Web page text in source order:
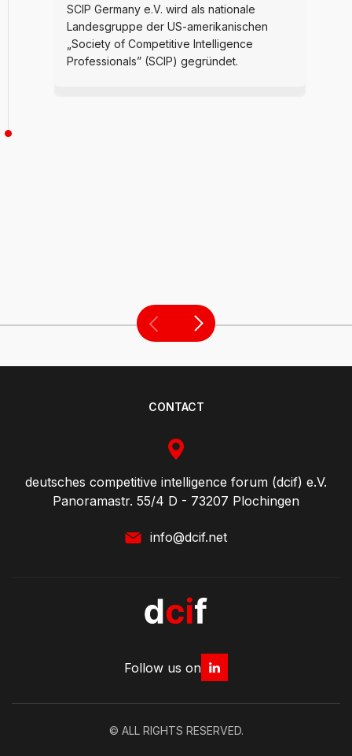
SCIP Germany e.V. wird als nationale
Landesgruppe der US-amerikanischen
„Society of Competitive Intelligence
Professionals” (SCIP) gegründet.
CONTACT
deutsches competitive intelligence forum (dcif) e.V.
Panoramastr. 55/4 D - 73207 Plochingen
info@dcif.net
© ALL RIGHTS RESERVED.
Follow us on